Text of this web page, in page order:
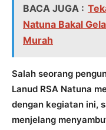
BACA JUGA :
Natuna Bakal
Murah
Salah seorang
Lanud RSA Natuna
dengan kegiatan ini,
menjelang